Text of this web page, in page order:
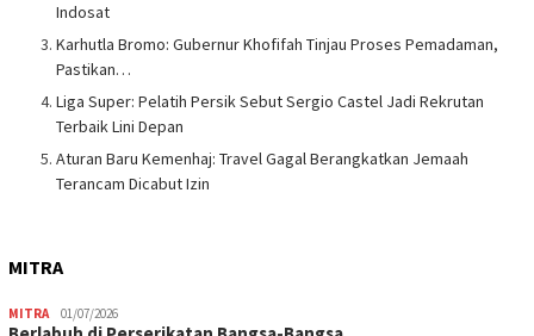
Indosat
Karhutla Bromo: Gubernur Khofifah Tinjau Proses Pemadaman,
Pastikan…
Liga Super: Pelatih Persik Sebut Sergio Castel Jadi Rekrutan
Terbaik Lini Depan
Aturan Baru Kemenhaj: Travel Gagal Berangkatkan Jemaah
Terancam Dicabut Izin
MITRA
MITRA 01/07/2026